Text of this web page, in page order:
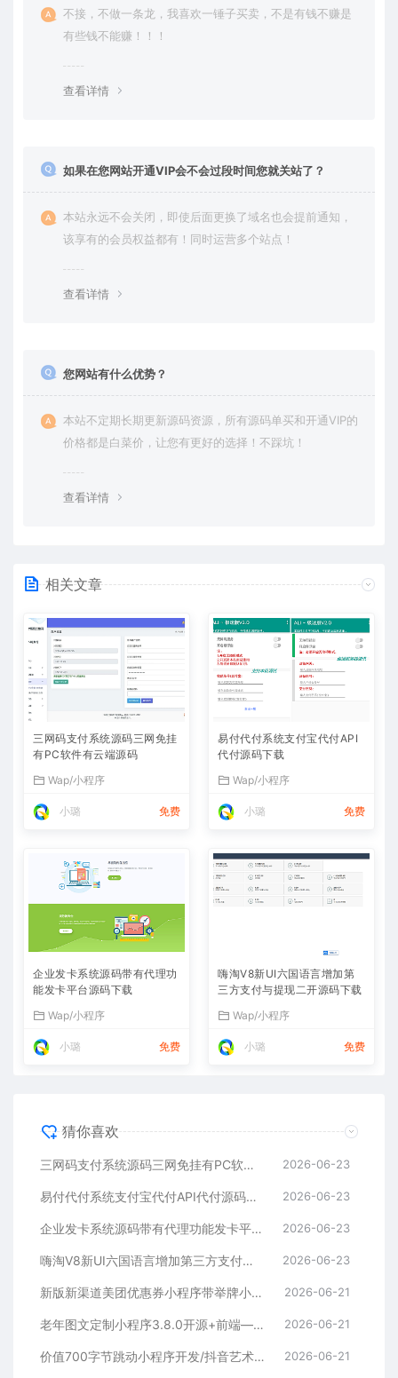
不接，不做一条龙，我喜欢一锤子买卖，不是有钱不赚是
有些钱不能赚！！！
查看详情
如果在您网站开通VIP会不会过段时间您就关站了？
本站永远不会关闭，即使后面更换了域名也会提前通知，
该享有的会员权益都有！同时运营多个站点！
查看详情
您网站有什么优势？
本站不定期长期更新源码资源，所有源码单买和开通VIP的
价格都是白菜价，让您有更好的选择！不踩坑！
查看详情
相关文章
三网码支付系统源码三网免挂
有PC软件有云端源码
Wap/小程序
小璐 免费
易付代付系统支付宝代付API
代付源码下载
Wap/小程序
小璐 免费
企业发卡系统源码带有代理功
能发卡平台源码下载
Wap/小程序
小璐 免费
嗨淘V8新UI六国语言增加第
三方支付与提现二开源码下载
Wap/小程序
小璐 免费
猜你喜欢
三网码支付系统源码三网免挂有PC软件有云端源码 2026-06-23
易付代付系统支付宝代付API代付源码下载 2026-06-23
企业发卡系统源码带有代理功能发卡平台源码下载 2026-06-23
嗨淘V8新UI六国语言增加第三方支付与提现二开源码下载 2026-06-23
新版新渠道美团优惠券小程序带举牌小人带菜谱+流量主模式 2026-06-21
老年图文定制小程序3.8.0开源+前端—个性化定制服务 2026-06-21
价值700字节跳动小程序开发/抖音艺术签名小程序源码/艺术签名设计小程序源码 2026-06-21